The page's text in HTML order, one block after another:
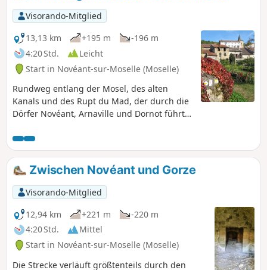
Visorando-Mitglied
13,13 km
+195 m
-196 m
4:20 Std.
Leicht
Start in Novéant-sur-Moselle (Moselle)
Rundweg entlang der Mosel, des alten
Kanals und des Rupt du Mad, der durch die
Dörfer Novéant, Arnaville und Dornot führt
und die Croix Saint-Clément durchquert
Zwischen Novéant und Gorze
Visorando-Mitglied
12,94 km
+221 m
-220 m
4:20 Std.
Mittel
Start in Novéant-sur-Moselle (Moselle)
Die Strecke verläuft größtenteils durch den